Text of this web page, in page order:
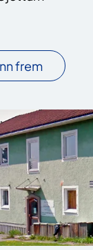
frem